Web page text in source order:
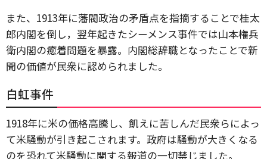
また、1913年に藩閥政治の矛盾点を指摘することで桂太
郎内閣を倒し，翌年起きたシーメンス事件では山本権兵
衛内閣の癒着問題を暴露。内閣総辞職となったことで新
聞の価値が民衆に認められました。
白虹事件
1918年に米の価格高騰し、飢えに苦しんだ民衆らによっ
て米騒動が引き起こされます。政府は騒動が大きくなる
のを恐れて米騒動に関する報道の一切禁じました。